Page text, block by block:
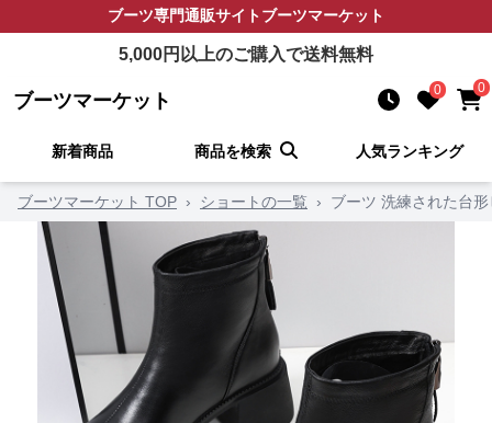
ブーツ専門通販サイトブーツマーケット
5,000円以上のご購入で送料無料
ブーツマーケット 0 0
新着商品 商品を検索 人気ランキング
ブーツマーケット TOP › ショートの一覧 › ブーツ 洗練された台